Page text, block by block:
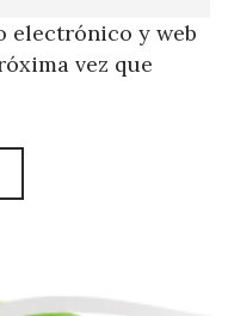
electrónico y web
vez que